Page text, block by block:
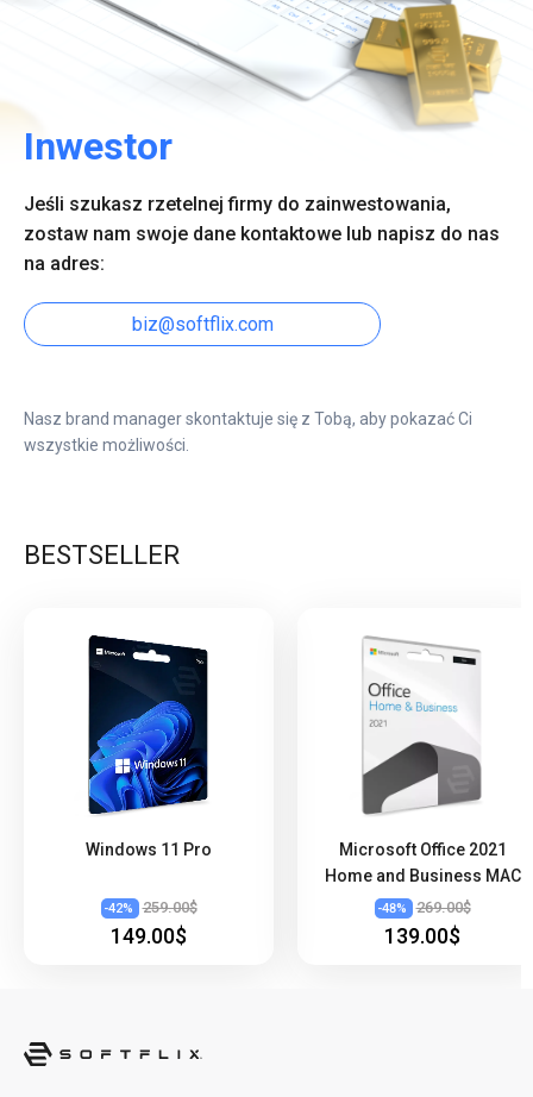
Inwestor
Jeśli szukasz rzetelnej firmy do zainwestowania,
zostaw nam swoje dane kontaktowe lub napisz do nas
na adres:
biz@softflix.com
Nasz brand manager skontaktuje się z Tobą, aby pokazać Ci
wszystkie możliwości.
BESTSELLER
Windows 11 Pro
-42% 259.00$
149.00$
Microsoft Office 2021
Home and Business MAC
-48% 269.00$
139.00$